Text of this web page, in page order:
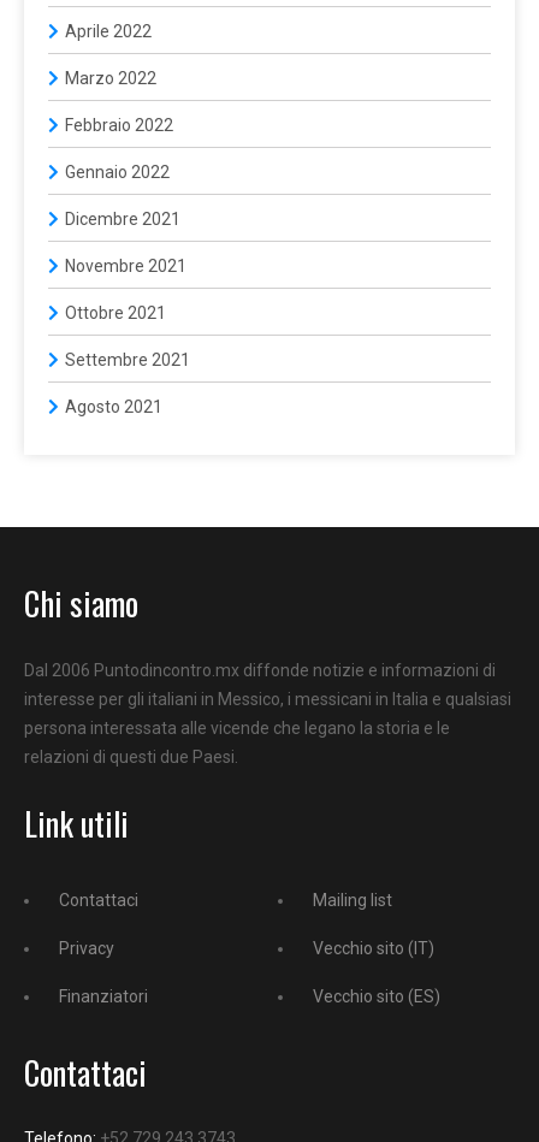
Aprile 2022
Marzo 2022
Febbraio 2022
Gennaio 2022
Dicembre 2021
Novembre 2021
Ottobre 2021
Settembre 2021
Agosto 2021
Chi siamo
Dal 2006 Puntodincontro.mx diffonde notizie e informazioni di
interesse per gli italiani in Messico, i messicani in Italia e qualsiasi
persona interessata alle vicende che legano la storia e le
relazioni di questi due Paesi.
Link utili
Contattaci
Privacy
Finanziatori
Mailing list
Vecchio sito (IT)
Vecchio sito (ES)
Contattaci
Telefono: +52 729 243 3743